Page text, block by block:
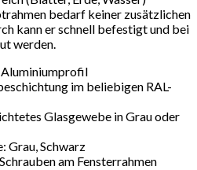
bedarf keiner zusätzlichen
kann er schnell befestigt und bei
werden.
Aluminiumprofil
im beliebigen RAL-
Glasgewebe in Grau oder
Grau, Schwarz
am Fensterrahmen